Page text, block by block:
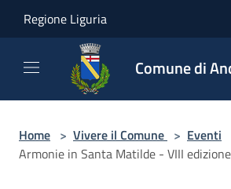
Regione Liguria
Comune di
Home > Vivere il Comune > Eventi
Armonie in Santa Matilde - VIII edizione